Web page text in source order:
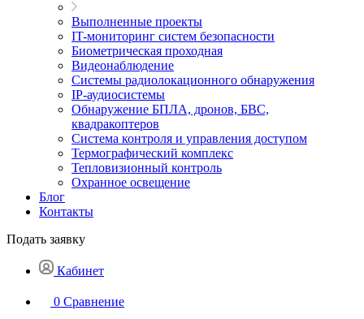
Выполненные проекты
IT-мониторинг систем безопасности
Биометрическая проходная
Видеонаблюдение
Системы радиолокационного обнаружения
IP-аудиосистемы
Обнаружение БПЛА, дронов, БВС,
квадракоптеров
Система контроля и управления доступом
Термографический комплекс
Тепловизионный контроль
Охранное освещение
Блог
Контакты
Подать заявку
Кабинет
0 Сравнение